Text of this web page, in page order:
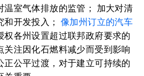
温室气体排放的监管； 加大对清
开发投入；
像加州订立的汽车
权各州设置超过联邦政府要求的
关注因化石燃料减少而受到影响
正公平过渡，对于建立可持续的